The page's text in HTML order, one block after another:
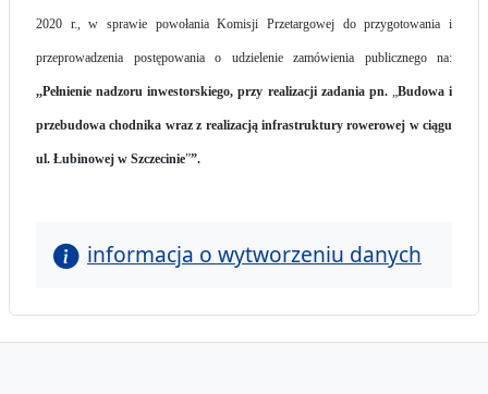
2020 r., w sprawie powołania Komisji Przetargowej do przygotowania i
przeprowadzenia postępowania o udzielenie zamówienia publicznego na:
,,Pełnienie nadzoru inwestorskiego, przy realizacji zadania pn. „Budowa i
przebudowa chodnika wraz z realizacją infrastruktury rowerowej w ciągu
ul. Łubinowej w Szczecinie””.
informacja o wytworzeniu danych